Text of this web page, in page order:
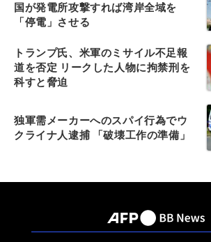
国が発電所攻撃すれば湾岸全域を
「停電」させる
トランプ氏、米軍のミサイル不足報
道を否定 リークした人物に拘禁刑を
科すと脅迫
独軍需メーカーへのスパイ行為でウ
クライナ人逮捕 「破壊工作の準備」